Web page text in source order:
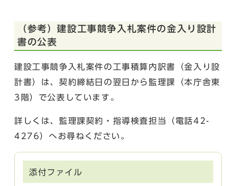
（参考）建設工事競争入札案件の金入り設計
書の公表
建設工事競争入札案件の工事積算内訳書（金入り設
計書）は、契約締結日の翌日から監理課（本庁舎東
3階）で公表しています。
詳しくは、監理課契約・指導検査担当（電話42-
4276）へお尋ねください。
添付ファイル